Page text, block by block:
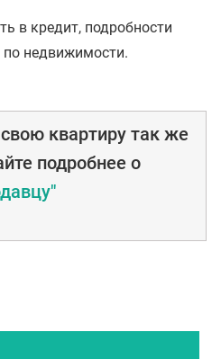
в кредит, подробности
по недвижимости.
квартиру так же
подробнее о